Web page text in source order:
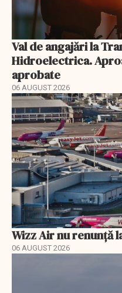
Val de angajări la
Hidroelectrica.
aprobate
06 AUGUST 2026
Wizz Air nu renunță
06 AUGUST 2026